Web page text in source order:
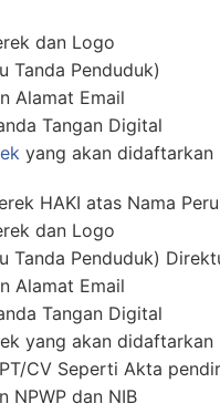
dan Logo
Tanda Penduduk)
Alamat Email
Tangan Digital
yang akan didaftarkan
HAKI atas Nama
dan Logo
Tanda Penduduk)
Alamat Email
Tangan Digital
yang akan didaftarkan
CV Seperti Akta
NPWP dan NIB